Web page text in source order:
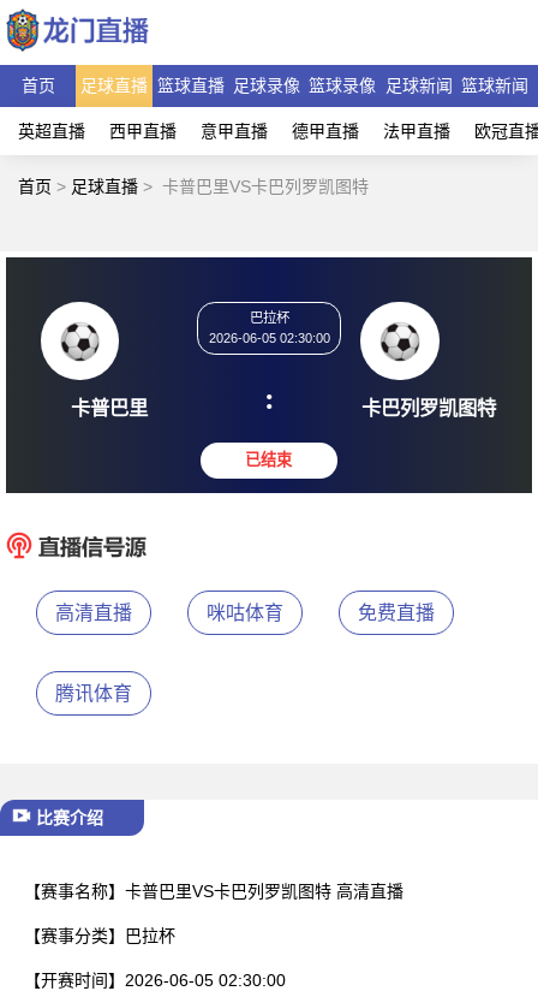
首页 足球直播 篮球直播 足球录像 篮球录像 足球新闻 篮球新闻
英超直播 西甲直播 意甲直播 德甲直播 法甲直播 欧冠直
首页 > 足球直播 > 卡普巴里VS卡巴列罗凯图特
卡普巴里
2026-06-05 02:30:00
: 卡巴列
高清直播 咪咕体育 免费直播
腾讯体育
比赛介绍
【赛事名称】 卡普巴里VS卡巴列罗凯图特 高清直播
【赛事分类】 巴拉杯
【开赛时间】 2026-06-05 02:30:00